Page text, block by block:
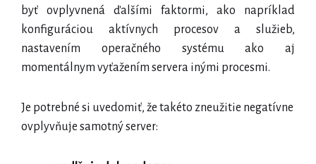
byť ovplyvnená ďalšími faktormi, ako napríklad
konfiguráciou aktívnych procesov a služieb,
nastavením operačného systému ako aj
momentálnym vyťažením servera inými procesmi.
Je potrebné si uvedomiť, že takéto zneužitie negatívne
ovplyvňuje samotný server: